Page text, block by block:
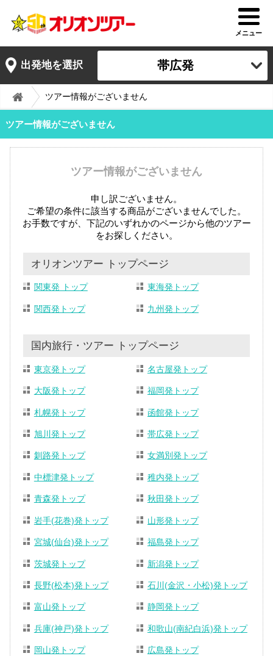
メニュー
出発地を選択 帯広発
ツアー情報がございません
ツアー情報がございません
ツアー情報がございません
申し訳ございません。
ご希望の条件に該当する商品がございませんでした。
お手数ですが、下記のいずれかのページから他のツアー
をお探しください。
オリオンツアー トップページ
関東発 トップ 東海発トップ
関西発トップ 九州発トップ
国内旅行・ツアー トップページ
東京発トップ 名古屋発トップ
大阪発トップ 福岡発トップ
札幌発トップ 函館発トップ
旭川発トップ 帯広発トップ
釧路発トップ 女満別発トップ
中標津発トップ 稚内発トップ
青森発トップ 秋田発トップ
岩手(花巻)発トップ 山形発トップ
宮城(仙台)発トップ 福島発トップ
茨城発トップ 新潟発トップ
長野(松本)発トップ 石川(金沢・小松)発トップ
富山発トップ 静岡発トップ
兵庫(神戸)発トップ 和歌山(南紀白浜)発トップ
岡山発トップ 広島発トップ